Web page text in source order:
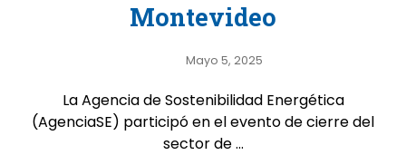
Montevideo
Mayo 5, 2025
La Agencia de Sostenibilidad Energética
(AgenciaSE) participó en el evento de cierre del
sector de ...